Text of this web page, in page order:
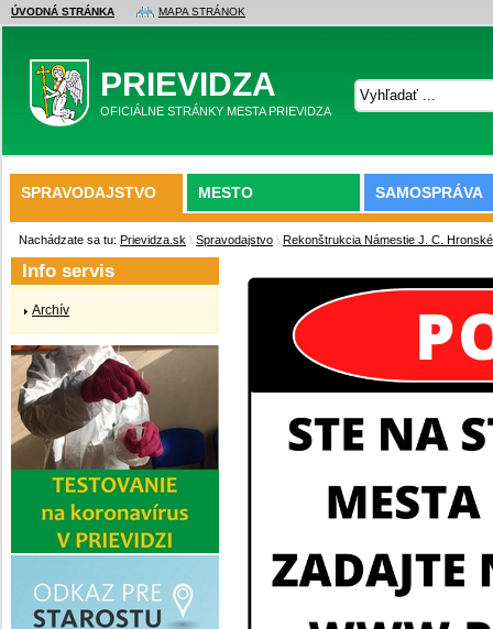
ÚVODNÁ STRÁNKA MAPA STRÁNOK
PRIEVIDZA
OFICIÁLNE STRÁNKY MESTA PRIEVIDZA
SPRAVODAJSTVO MESTO SAMOSPRÁVA
Nachádzate sa tu: Prievidza.sk \ Spravodajstvo \ Rekonštrukcia Námestie J. C.
Info servis
Archív